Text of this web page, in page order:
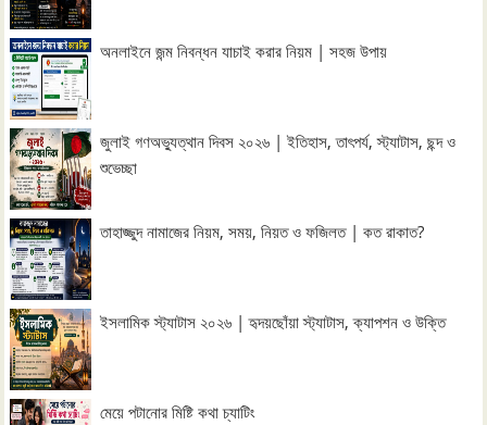
অনলাইনে জন্ম নিবন্ধন যাচাই করার নিয়ম | সহজ উপায়
জুলাই গণঅভ্যুত্থান দিবস ২০২৬ | ইতিহাস, তাৎপর্য, স্ট্যাটাস, ছন্দ ও
শুভেচ্ছা
তাহাজ্জুদ নামাজের নিয়ম, সময়, নিয়ত ও ফজিলত | কত রাকাত?
ইসলামিক স্ট্যাটাস ২০২৬ | হৃদয়ছোঁয়া স্ট্যাটাস, ক্যাপশন ও উক্তি
মেয়ে পটানোর মিষ্টি কথা চ্যাটিং